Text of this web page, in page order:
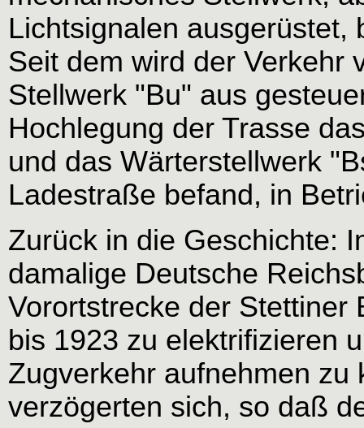
Lichtsignalen ausgerüstet,
Seit dem wird der Verkehr
Stellwerk "Bu" aus
Hochlegung der Trasse
und das Wärterstellwerk
Ladestraße befand, in
Zurück in die Geschichte:
damalige Deutsche
Vorortstrecke der Stettiner
bis 1923 zu elektrifizieren
Zugverkehr aufnehmen zu
verzögerten sich, so daß